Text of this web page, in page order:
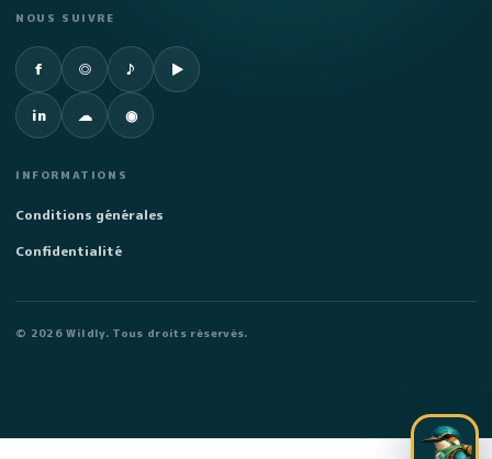
NOUS SUIVRE
f
Facebook
◎
Instagram♪
TikTok ▶
YouTube
in
LinkedIn ☁
SoundCloud
◉
Spotify
INFORMATIONS
Conditions générales
Confidentialité
© 2026 Wildly. Tous droits réservés.